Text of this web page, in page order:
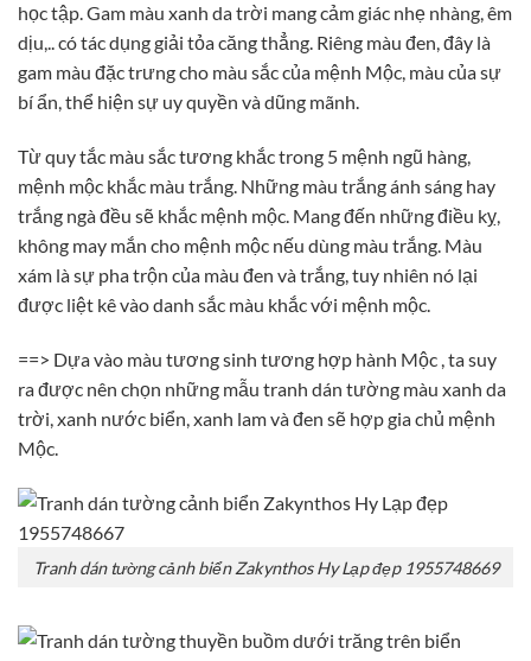
học tập. Gam màu xanh da trời mang cảm giác nhẹ nhàng, êm
dịu,.. có tác dụng giải tỏa căng thẳng. Riêng màu đen, đây là
gam màu đặc trưng cho màu sắc của mệnh Mộc, màu của sự
bí ẩn, thể hiện sự uy quyền và dũng mãnh.
Từ quy tắc màu sắc tương khắc trong 5 mệnh ngũ hàng,
mệnh mộc khắc màu trắng. Những màu trắng ánh sáng hay
trắng ngà đều sẽ khắc mệnh mộc. Mang đến những điều kỵ,
không may mắn cho mệnh mộc nếu dùng màu trắng. Màu
xám là sự pha trộn của màu đen và trắng, tuy nhiên nó lại
được liệt kê vào danh sắc màu khắc với mệnh mộc.
==> Dựa vào màu tương sinh tương hợp hành Mộc , ta suy
ra được nên chọn những mẫu tranh dán tường màu xanh da
trời, xanh nước biển, xanh lam và đen sẽ hợp gia chủ mệnh
Mộc.
Tranh dán tường cảnh biển Zakynthos Hy Lạp đẹp 1955748669